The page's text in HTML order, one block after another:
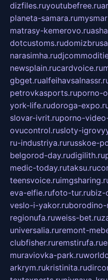
dizfiles.ruyoutubefree.ru
planeta-samara.ru
matrasy-kemerovo.ru
dotcustoms.ru
narasimha.ru
newsplain.rucardvoice.ru
gbget.ru
petrovkasports.ruporno-
york-life.rudoroga-
slovar-ivrit.ruporno-
ovucontrol.rusloty-
ru-industriya.rurusskoe-
belgorod-day.rudigilith.ru
medic-today.rutaksu.ru
teensvoice.ru
eva-elfie.rufoto-tur.rubiz-
veslo-i-yakor.ruborodino-
regionufa.ruweiss-bet.ru
universalia.ruremont-
clubfisher.ruremstirufa.ru
muraviovka-park.ru
arkrym.rukristinita.ru